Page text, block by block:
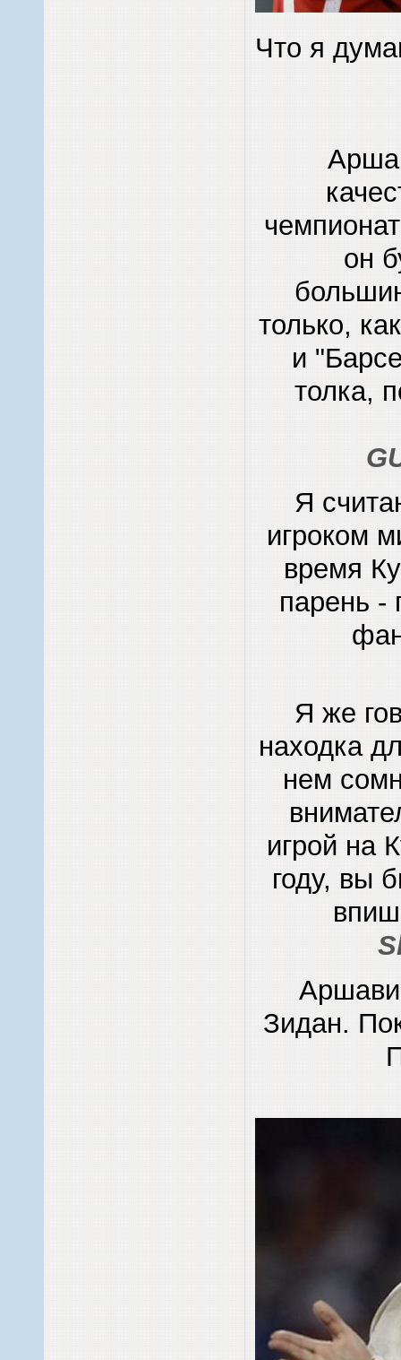
Что я
он
только,
и
толка,
Я
игроком
время
парень -
Я же
находка
нем
игрой на
году, вы
Зидан.